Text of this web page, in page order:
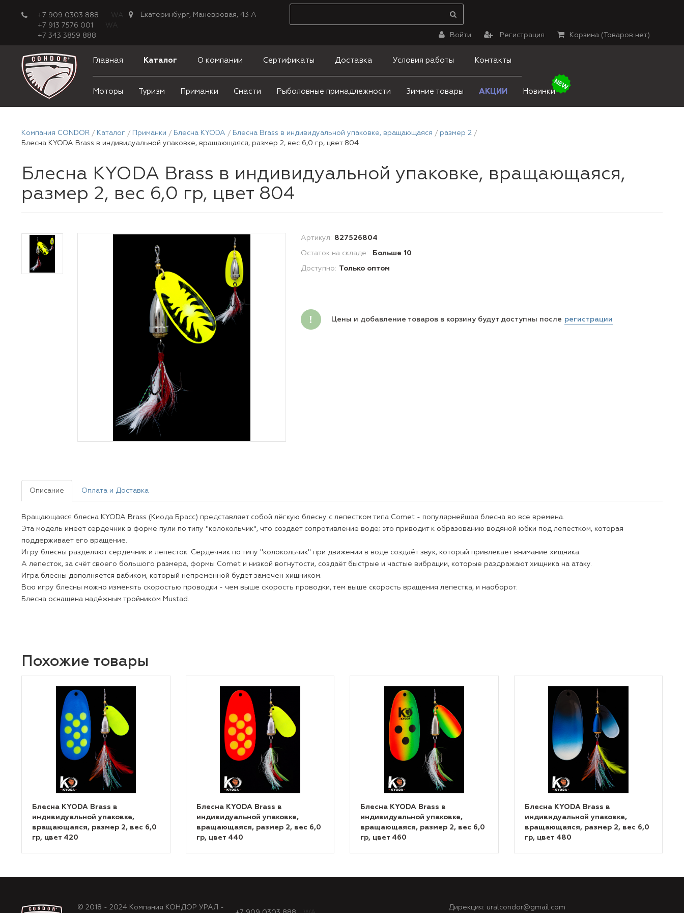
+7 909 0303 888
WA
+7 913 7576 001
WA
+7 343 3859 888
Екатеринбург, Маневровая, 43 А
Корзина ( Товаров нет)
Регистрация
Войти
Главная Каталог О компании Сертификаты Доставка Условия работы Контакты
Моторы Туризм Приманки Снасти Рыболовные принадлежности Зимние товары АКЦИИ Новинки
Компания CONDOR Каталог Приманки Блесна KYODA Блесна Brass в индивидуальной упаковке, вращающаяся
размер 2
Блесна KYODA Brass в индивидуальной упаковке, вращающаяся, размер 2, вес 6,0 гр, цвет 804
Блесна KYODA Brass в индивидуальной упаковке, вращающаяся,
размер 2, вес 6,0 гр, цвет 804
Артикул: 827526804
Остаток на складе: Больше 10
Доступно: Только оптом
Цены и добавление товаров в корзину будут доступны после регистрации
Описание Оплата и Доставка
Вращающаяся блесна KYODA Brass (Киода Брасс) представляет собой лёгкую блесну с лепестком типа Comet - популярнейшая блесна во все времена.
Эта модель имеет сердечник в форме пули по типу "колокольчик", что создаёт сопротивление воде; это приводит к образованию водяной юбки под лепестком, которая
поддерживает его вращение.
Игру блесны разделяют сердечник и лепесток. Сердечник по типу "колокольчик" при движении в воде создаёт звук, который привлекает внимание хищника.
А лепесток, за счёт своего большого размера, формы Comet и низкой вогнутости, создаёт быстрые и частые вибрации, которые раздражают хищника на атаку.
Игра блесны дополняется вабиком, который непременной будет замечен хищником.
Всю игру блесны можно изменять скоростью проводки - чем выше скорость проводки, тем выше скорость вращения лепестка, и наоборот.
Блесна оснащена надёжным тройником Mustad.
Похожие товары
Блесна KYODA Brass в
индивидуальной упаковке,
вращающаяся, размер 2, вес 6,0
гр, цвет 420
Блесна KYODA Brass в
индивидуальной упаковке,
вращающаяся, размер 2, вес 6,0
гр, цвет 440
Блесна KYODA Brass в
индивидуальной упаковке,
вращающаяся, размер 2, вес 6,0
гр, цвет 460
Блесна KYODA Brass в
индивидуальной упаковке,
вращающаяся, размер 2, вес 6,0
гр, цвет 480
© 2018 - 2024 Компания КОНДОР УРАЛ - Дирекция: uralcondor@gmail.com